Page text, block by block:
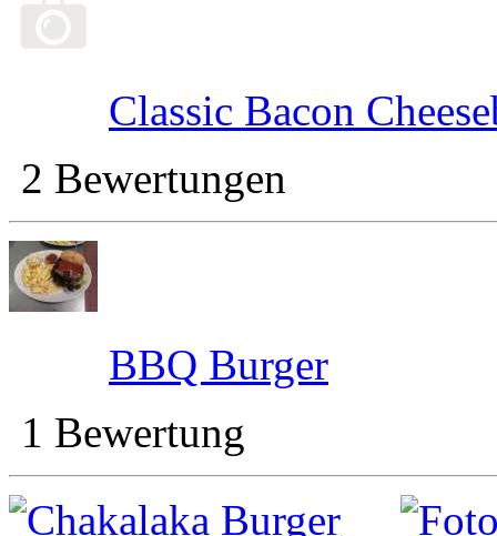
Classic Bacon
2 Bewertungen
BBQ Burger
1 Bewertung